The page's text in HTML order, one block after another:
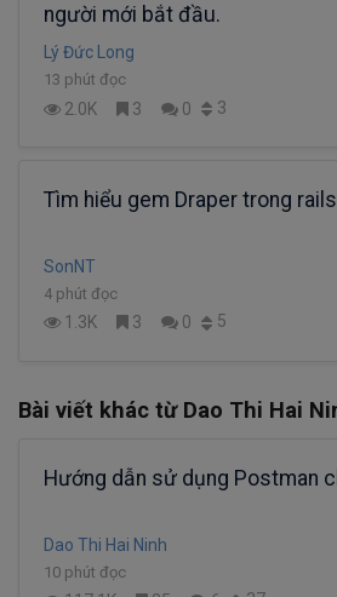
người mới bắt đầu.
Lý Đức Long
13 phút đọc
2.0K 3 0 3
Tìm hiểu gem Draper trong rails
SonNT
4 phút đọc
1.3K 3 0 5
Bài viết khác từ Dao Thi Hai
Hướng dẫn sử dụng Postman
Dao Thi Hai Ninh
10 phút đọc